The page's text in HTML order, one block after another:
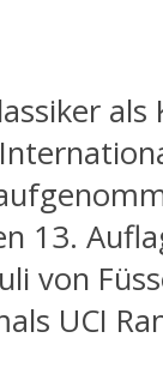
als
13.
von
UCI